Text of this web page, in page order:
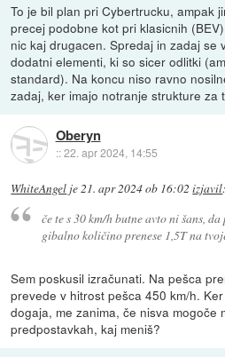
To je bil plan pri Cybertrucku, ampak
precej podobne kot pri klasicnih
nic kaj drugacen. Spredaj in zadaj se
dodatni elementi, ki so sicer odlitki
standard). Na koncu niso ravno
zadaj, ker imajo notranje strukture za
Oberyn
::22. apr 2024, 14:55
WhiteAngel je21. apr 2024 ob 16:02 izjavil:
če te s 30 km/h butne avto ni šans,
gibalno količino prenese 1,5T na
Sem poskusil izračunati. Na pešca
prevede v hitrost pešca 450 km/h.
dogaja, me zanima, če nisva mogoče
predpostavkah, kaj meniš?